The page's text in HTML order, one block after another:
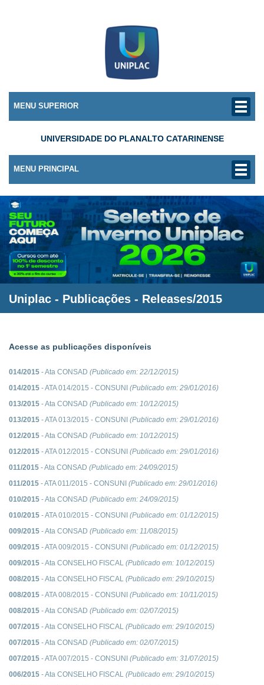
MENU SUPERIOR
UNIVERSIDADE DO PLANALTO CATARINENSE
MENU PRINCIPAL
Uniplac - Publicações - Releases/2015
Acesse as publicações disponíveis
014/2015 - Ata CONSAD (Publicado em: 22/12/2015)
014/2015 - ATA 014/2015 - CONSUNI (Publicado em: 29/01/2016)
013/2015 - Ata CONSAD (Publicado em: 10/12/2015)
013/2015 - ATA 013/2015 - CONSUNI (Publicado em: 29/01/2016)
012/2015 - Ata CONSAD (Publicado em: 10/12/2015)
012/2015 - ATA 012/2015 - CONSUNI (Publicado em: 29/01/2016)
011/2015 - Ata CONSAD (Publicado em: 24/09/2015)
011/2015 - ATA 011/2015 - CONSUNI (Publicado em: 29/01/2016)
010/2015 - Ata CONSAD (Publicado em: 24/09/2015)
010/2015 - ATA 010/2015 - CONSUNI (Publicado em: 01/12/2015)
009/2015 - Ata CONSAD (Publicado em: 11/08/2015)
009/2015 - ATA 009/2015 - CONSUNI (Publicado em: 01/12/2015)
009/2015 - Ata CONSELHO FISCAL (Publicado em: 10/12/2015)
008/2015 - Ata CONSELHO FISCAL (Publicado em: 29/10/2015)
008/2015 - ATA 008/2015 - CONSUNI (Publicado em: 10/11/2015)
008/2015 - Ata CONSAD (Publicado em: 02/07/2015)
007/2015 - Ata CONSELHO FISCAL (Publicado em: 29/10/2015)
007/2015 - Ata CONSAD (Publicado em: 02/07/2015)
007/2015 - ATA 007/2015 - CONSUNI (Publicado em: 31/07/2015)
006/2015 - Ata CONSELHO FISCAL (Publicado em: 29/10/2015)